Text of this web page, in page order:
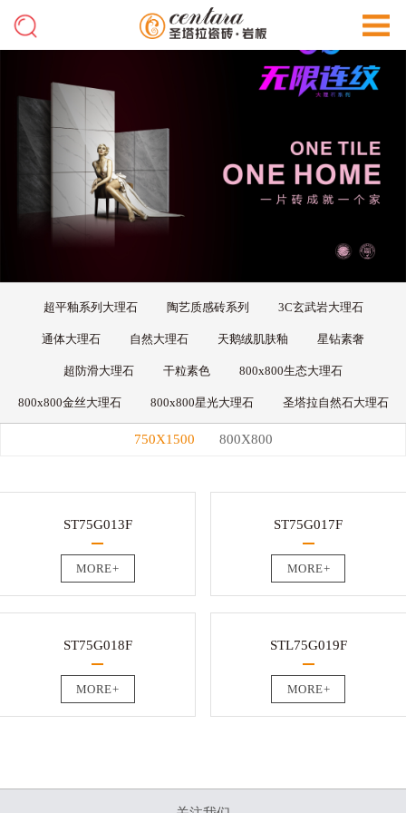
超平釉系列大理石 陶艺质感砖系列 3C玄武岩大理石
通体大理石 自然大理石 天鹅绒肌肤釉 星钻素奢
超防滑大理石 干粒素色 800x800生态大理石
800x800金丝大理石 800x800星光大理石 圣塔拉自然石大理石
750X1500 800X800
ST75G013F
MORE+
ST75G017F
MORE+
ST75G018F
MORE+
STL75G019F
MORE+